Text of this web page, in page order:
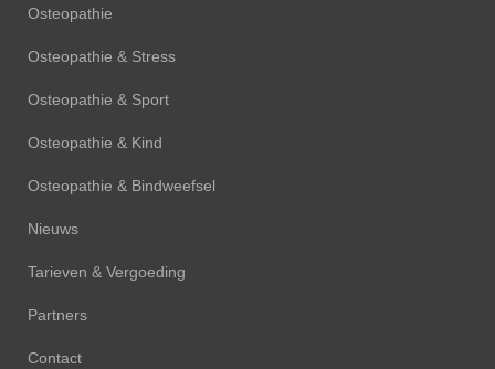
Osteopathie
Osteopathie & Stress
Osteopathie & Sport
Osteopathie & Kind
Osteopathie & Bindweefsel
Nieuws
Tarieven & Vergoeding
Partners
Contact